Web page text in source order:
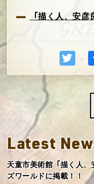
「描く人、安
Latest
天童市美術館「描く人
ズワールドに掲載！！